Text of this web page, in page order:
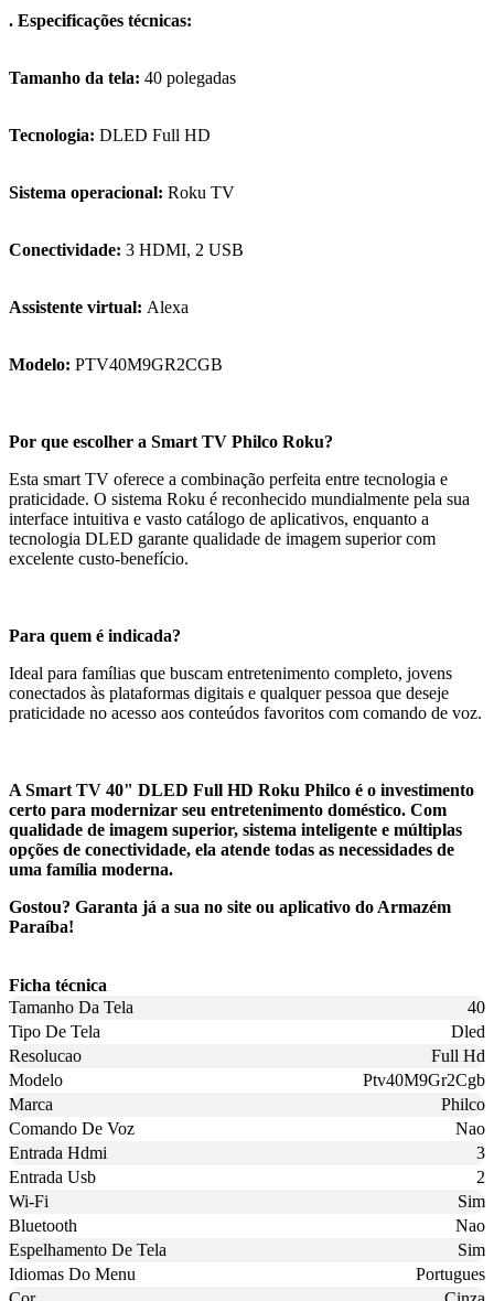
. Especificações técnicas:
Tamanho da tela: 40 polegadas
Tecnologia: DLED Full HD
Sistema operacional: Roku TV
Conectividade: 3 HDMI, 2 USB
Assistente virtual: Alexa
Modelo: PTV40M9GR2CGB
Por que escolher a Smart TV Philco Roku?
Esta smart TV oferece a combinação perfeita entre tecnologia e
praticidade. O sistema Roku é reconhecido mundialmente pela sua
interface intuitiva e vasto catálogo de aplicativos, enquanto a
tecnologia DLED garante qualidade de imagem superior com
excelente custo-benefício.
Para quem é indicada?
Ideal para famílias que buscam entretenimento completo, jovens
conectados às plataformas digitais e qualquer pessoa que deseje
praticidade no acesso aos conteúdos favoritos com comando de voz.
A Smart TV 40" DLED Full HD Roku Philco é o investimento
certo para modernizar seu entretenimento doméstico. Com
qualidade de imagem superior, sistema inteligente e múltiplas
opções de conectividade, ela atende todas as necessidades de
uma família moderna.
Gostou? Garanta já a sua no site ou aplicativo do Armazém
Paraíba!
Ficha técnica
Tamanho Da Tela
40
Tipo De Tela
Dled
Resolucao
Full Hd
Modelo
Ptv40M9Gr2Cgb
Marca
Philco
Comando De Voz
Nao
Entrada Hdmi
3
Entrada Usb
2
Wi-Fi
Sim
Bluetooth
Nao
Espelhamento De Tela
Sim
Idiomas Do Menu
Portugues